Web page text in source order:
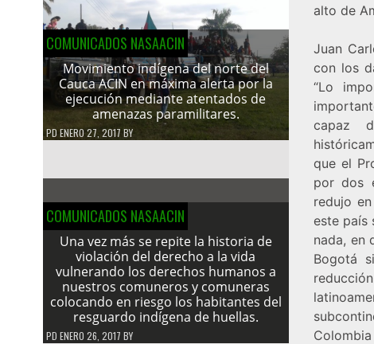
COMUNICADOS NASAACIN
Movimiento indígena del norte del
Cauca ACIN en máxima alerta por la
ejecución mediante atentados de
amenazas paramilitares.
PD ENERO 27, 2017 BY
COMUNICADOS NASAACIN
Una vez más se repite la historia de
violación del derecho a la vida
vulnerando los derechos humanos a
nuestros comuneros y comuneras
colocando en riesgo los habitantes del
resguardo indígena de huellas.
PD ENERO 26, 2017 BY
alto de
Juan
con los
“Lo
capaz
que el
por dos
redujo
este país
nada, en
Bogotá